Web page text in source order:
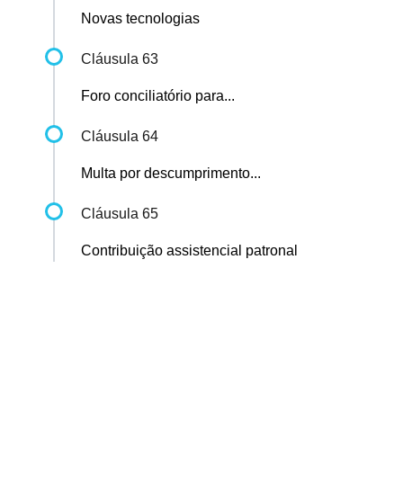
Novas tecnologias
Cláusula 63
Foro conciliatório para...
Cláusula 64
Multa por descumprimento...
Cláusula 65
Contribuição assistencial patronal